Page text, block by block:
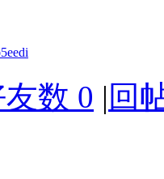
数 0 | 回